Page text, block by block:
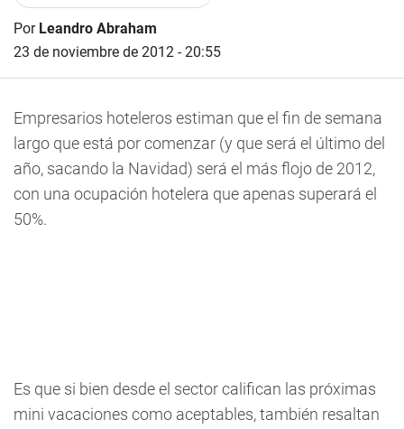
Por Leandro Abraham
23 de noviembre de 2012 - 20:55
Empresarios hoteleros estiman que el fin de semana
largo que está por comenzar (y que será el último del
año, sacando la Navidad) será el más flojo de 2012,
con una ocupación hotelera que apenas superará el
50%.
Es que si bien desde el sector califican las próximas
mini vacaciones como aceptables, también resaltan